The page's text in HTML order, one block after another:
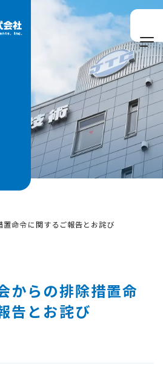
命令に関するご報告とお詫び
からの排除措置命
告とお詫び